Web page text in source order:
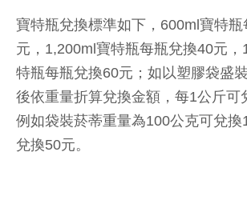
寶特瓶兌換標準如下，600ml寶特
元，1,200ml寶特瓶每瓶兌換40元，
特瓶每瓶兌換60元；如以塑膠袋盛
後依重量折算兌換金額，每1公斤可
例如袋裝菸蒂重量為100公克可兌
兌換50元。